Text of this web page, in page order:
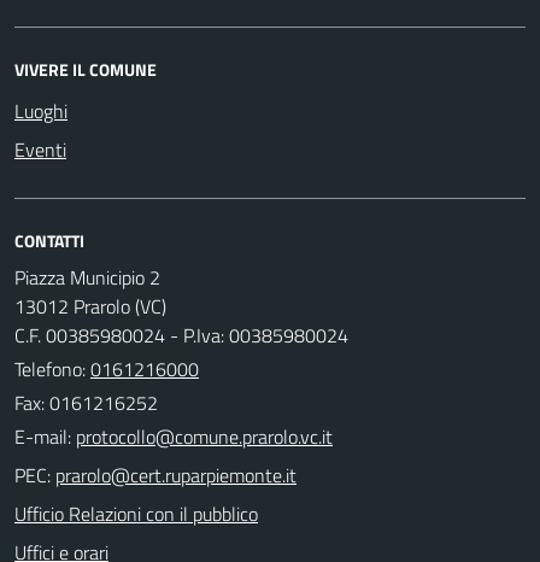
VIVERE IL COMUNE
Luoghi
Eventi
CONTATTI
Piazza Municipio 2
13012 Prarolo (VC)
C.F. 00385980024 - P.Iva: 00385980024
Telefono:0161216000
Fax: 0161216252
E-mail:
PEC:
Ufficio Relazioni con il pubblico
Uffici e orari